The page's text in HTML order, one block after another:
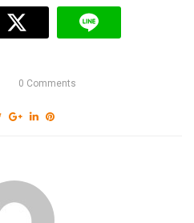
0 Comments